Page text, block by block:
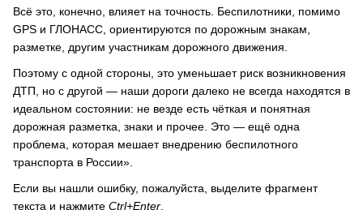
Всё это, конечно, влияет на точность. Беспилотники, помимо
GPS и ГЛОНАСС, ориентируются по дорожным знакам,
разметке, другим участникам дорожного движения.
Поэтому с одной стороны, это уменьшает риск возникновения
ДТП, но с другой — наши дороги далеко не всегда находятся в
идеальном состоянии: не везде есть чёткая и понятная
дорожная разметка, знаки и прочее. Это — ещё одна
проблема, которая мешает внедрению беспилотного
транспорта в России».
Если вы нашли ошибку, пожалуйста, выделите фрагмент
текста и нажмите Ctrl+Enter